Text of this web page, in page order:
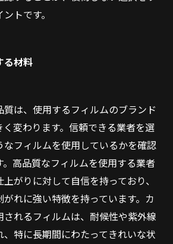
トです。
る材料
質は、使用するフィルムのブランド
変わります。信頼できる業者を選
フィルムを使用しているかを確認
高品質なフィルムを使用する業者
がりに対して自信を持っており、
れに強い特徴を持っています。カ
れるフィルムは、耐候性や紫外線
特に長期間にわたってきれいな状